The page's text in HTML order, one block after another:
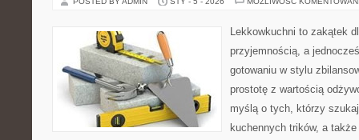
Lekkowkuchni to zakątek
przyjemnością, a
gotowaniu w stylu
prostotę z wartością
myślą o tych, którzy
kuchennych trików, a